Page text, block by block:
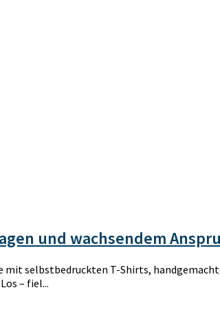
und wachsendem
mit selbstbedruckten T-Shirts,
– fiel...